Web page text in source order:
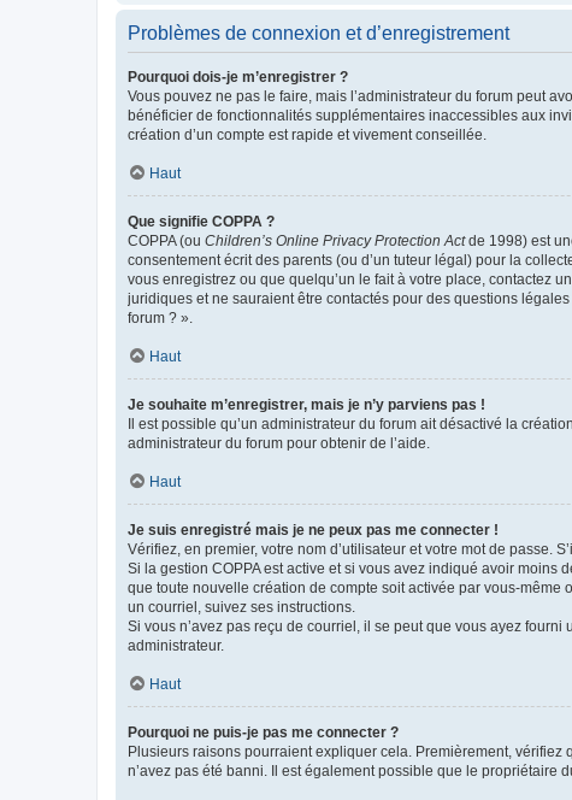
Problèmes de connexion et d’enregistrement
Pourquoi dois-je m’enregistrer ?
Vous pouvez ne pas le faire, mais l’administrateur du forum peut
bénéficier de fonctionnalités supplémentaires inaccessibles aux
création d’un compte est rapide et vivement conseillée.
Haut
Que signifie COPPA ?
COPPA (ou Children’s Online Privacy Protection Actde 1998) est
consentement écrit des parents (ou d’un tuteur légal) pour la
vous enregistrez ou que quelqu’un le fait à votre place, contactez
juridiques et ne sauraient être contactés pour des questions
forum ? ».
Haut
Je souhaite m’enregistrer, mais je n’y parviens pas !
Il est possible qu’un administrateur du forum ait désactivé la
administrateur du forum pour obtenir de l’aide.
Haut
Je suis enregistré mais je ne peux pas me connecter !
Vérifiez, en premier, votre nom d’utilisateur et votre mot de passe.
Si la gestion COPPA est active et si vous avez indiqué avoir moins
que toute nouvelle création de compte soit activée par vous-même
un courriel, suivez ses instructions.
Si vous n’avez pas reçu de courriel, il se peut que vous ayez
administrateur.
Haut
Pourquoi ne puis-je pas me connecter ?
Plusieurs raisons pourraient expliquer cela. Premièrement, vérifiez
n’avez pas été banni. Il est également possible que le propriétaire